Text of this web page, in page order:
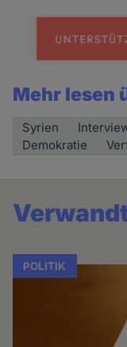
Mehr lesen
Syrien
Demokratie
POLITIK